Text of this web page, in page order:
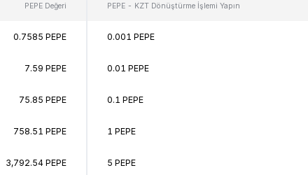
PEPE Değeri
0.7585 PEPE
7.59 PEPE
75.85 PEPE
758.51 PEPE
3,792.54 PEPE
PEPE - KZT Dönüştürme İşlemi Yapın
0.001 PEPE
0.01 PEPE
0.1 PEPE
1 PEPE
5 PEPE